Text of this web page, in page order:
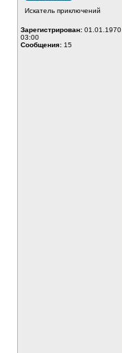
Искатель приключений
Зарегистрирован: 01.01.1970
03:00
Сообщения: 15